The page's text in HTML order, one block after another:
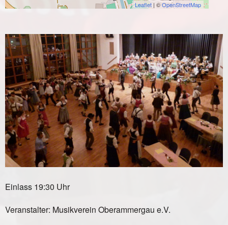
Leaflet | ©OpenStreetMap
Einlass 19:30 Uhr
Veranstalter: Musikverein Oberammergau e.V.